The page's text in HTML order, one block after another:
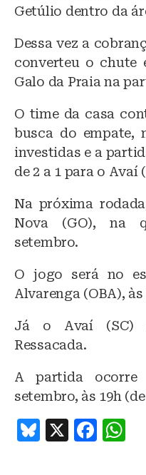
Getúlio dentro da
Dessa vez a
converteu o chute
Galo da Praia na
O time da casa
busca do empate,
investidas e a
de 2 a 1 para o Avaí
Na próxima
Nova (GO), na
setembro.
O jogo será no
Alvarenga (OBA),
Já o Avaí (SC)
Ressacada.
A partida
setembro, às 19h
B
X
F